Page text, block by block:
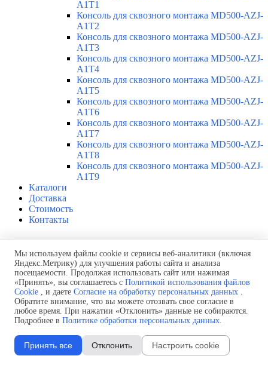
A1T1
Консоль для сквозного монтажа MD500-AZJ-
A1T2
Консоль для сквозного монтажа MD500-AZJ-
A1T3
Консоль для сквозного монтажа MD500-AZJ-
A1T4
Консоль для сквозного монтажа MD500-AZJ-
A1T5
Консоль для сквозного монтажа MD500-AZJ-
A1T6
Консоль для сквозного монтажа MD500-AZJ-
A1T7
Консоль для сквозного монтажа MD500-AZJ-
A1T8
Консоль для сквозного монтажа MD500-AZJ-
A1T9
Каталоги
Доставка
Стоимость
Контакты
Продукция > ПЧ Inovance MD580 0,4-450 кВт
Преобразователь частоты InovanceMD580-4T820-L
Преобразователи частоты Inovance MD580 — инженерные ПЧ
для сложных и ответственных применений - металлургия,
нефтедобыча и переработка, обрабатывающая
промышленность. Допускают работу в широком диапазоне
рабочего напряжения от 380 до 480В AC при температуре
окружающей среды до +50°C. Печатные платы с конформным
покрытием, используемые в MD580, выдерживают
Мы используем файлы cookie и сервисы веб-аналитики (включая
Яндекс.Метрику) для улучшения работы сайта и анализа
посещаемости. Продолжая использовать сайт или нажимая
«Принять», вы соглашаетесь с Политикой использования файлов
Cookie , и даете Согласие на обработку персональных данных .
Обратите внимание, что вы можете отозвать свое согласие в
любое время. При нажатии «Отклонить» данные не собираются.
Подробнее в Политике обработки персональных данных.
Принять все Отклонить Настроить cookie